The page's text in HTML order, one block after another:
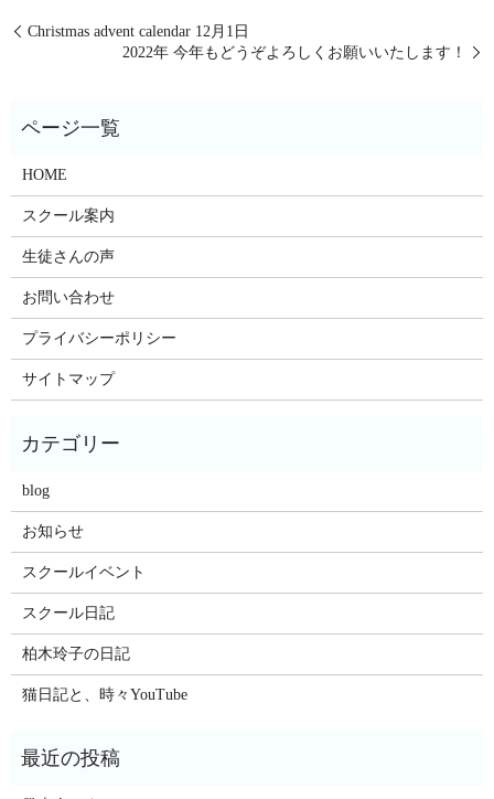
Christmas advent calendar 12月1日
2022年 今年もどうぞよろしくお願いいたします！
HOME
スクール案内
生徒さんの声
お問い合わせ
プライバシーポリシー
サイトマップ
blog
お知らせ
スクールイベント
スクール日記
柏木玲子の日記
猫日記と、時々YouTube